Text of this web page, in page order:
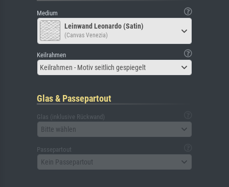
Medium
Leinwand Leonardo (Satin)
(Canvas Venezia)
Keilrahmen
Keilrahmen - Motiv seitlich gespiegelt
Glas & Passepartout
Glas (inklusive Rückwand)
Bitte wählen
Passepartout
Kein Passepartout